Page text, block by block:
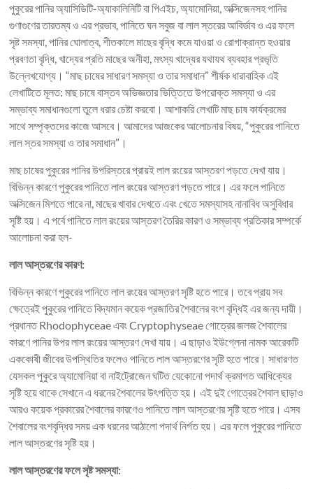
পুকুরের পানির অ্যাসিডিটি-অ্যাকালিনিটি বা পিএইচ, অ্যামোনিয়া, অক্সিজেনসহ পানির
গুণাগুণের তারতম্য ও এর প্রভাব, পানিতে ঘন সবুজ বা লাল স্তরের আবির্ভাব ও এর ফলে
সৃষ্ট সমস্যা, পানির ঘোলাত্ব, শীতকালে মাছের বৃদ্ধি কমে যাওয়া ও রোগাক্রান্ত হওয়ার
প্রবণতা বৃদ্ধি, খাদ্যের প্রতি মাছের অনীহা, মৎস্য খাদ্যের যথাযথ ব্যবহার প্রভৃতি
উল্লেখযোগ্য। “মাছ চাষের সাধারণ সমস্যা ও তার সমাধান” শীর্ষক ধারাবাহিক এই
লেখাটিতে মূলত: মাছ চাষে বাস্তব অভিজ্ঞতার ভিত্তিতে উপরোক্ত সমস্যা ও এর
সম্ভাব্য সমাধানগুলো তুলে ধরার চেষ্টা করবো। আশাকরি লেখাটি মাছ চাষ কার্যক্রমের
সাথে সম্পৃক্তদের কাজে আসবে। আমাদের আজকের আলোচনার বিষয়, “পুকুরের পানিতে
লাল স্তর সমস্যা ও তার সমাধান”।
মাছ চাষের পুকুরের পানির উপরিস্তরে প্রায়ই লাল রংয়ের আস্তরণ পড়তে দেখা যায়।
বিভিন্ন কারণে পুকুরের পানিতে লাল রংয়ের আস্তরণ পড়তে পারে। এর ফলে পানিতে
অক্সিজেন মিশতে পারে না, মাছের খাবার দেখতে এবং খেতে সমস্যাসহ নানাবিধ অসুবিধার
সৃষ্টি হয়। এ পর্বে পানিতে লাল রংয়ের আস্তরণ তৈরির কারণ ও সম্ভাব্য প্রতিকার সম্পর্কে
আলোচনা করা হল-
লালআস্তরণেরকারণ:
বিভিন্ন কারণে পুকুরের পানিতে লাল রংয়ের আস্তরণ সৃষ্টি হতে পারে। তবে প্রায় সব
ক্ষেত্রেই পুকুরের পানিতে বিদ্যমান কয়েক প্রজাতির শৈবালের বংশ বৃদ্ধিই এর জন্য দায়ী।
প্রধানত Rhodophyceae এবং Cryptophyseae গোত্রের জলজ শৈবালের
কারণে পানির উপর লাল রংয়ের আস্তরণ দেখা যায়। এ ছাড়াও ইউগ্লেনা নামক আরেকটি
এককোষী জীবের উপস্থিতির ফলেও পানিতে লাল আস্তরণের সৃষ্টি হতে পারে। সাধারণত
যেসকল পুকুরে অ্যামোনিয়া বা নাইট্রোজেন ঘটিত যেকোনো পদার্থ ক্রমাগত আধিক্যের
সৃষ্টি হয়ে থাকে সেখানে এ ধরনের শৈবালের উৎপত্তি হয়। এই দুই গোত্রের শৈবাল ছাড়াও
আরও কয়েক প্রকারের শৈবালের কারণেও পানিতে লাল আস্তরণের সৃষ্টি হতে পারে। এসব
শৈবালের বংশবৃদ্ধির সময় এক ধরনের আঠালো পদার্থ নির্গত হয়। এর ফলে পুকুরের পানিতে
লাল আস্তরণের সৃষ্টি হয়।
লালআস্তরণেরফলেসৃষ্টসমস্যা: